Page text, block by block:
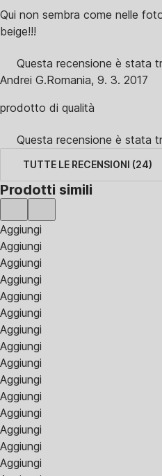
Qui non sembra come nelle
beige!!!
Questa recensione è stata
Andrei G.Romania, 9. 3. 2017
prodotto di qualità
Questa recensione è stata
TUTTE LE RECENSIONI (24)
Prodotti simili
Aggiungi
Aggiungi
Aggiungi
Aggiungi
Aggiungi
Aggiungi
Aggiungi
Aggiungi
Aggiungi
Aggiungi
Aggiungi
Aggiungi
Aggiungi
Aggiungi
Aggiungi